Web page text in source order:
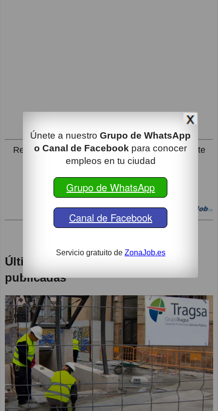
Únete a nuestro Grupo de WhatsApp
o Canal de Facebook para conocer
empleos en tu ciudad
Grupo de WhatsApp
Canal de Facebook
Servicio gratuito de ZonaJob.es
Recibe en tu correo las Ofertas de Empleo que te
interesan
Suscribirme
Últimas Oportunidades de empleo
publicadas